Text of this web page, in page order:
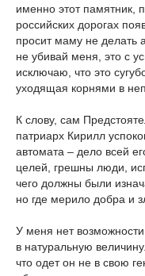
именно этот памятник,
российских дорогах
просит маму не делать
не убивай меня, это с
исключаю, что это
уходящая корнями в
К слову, сам
патриарх Кирилл
автомата – дело всей
целей, грешны люди,
чего должны были
но где мерило добра и
У меня нет
в натуральную
что одет он не в свою